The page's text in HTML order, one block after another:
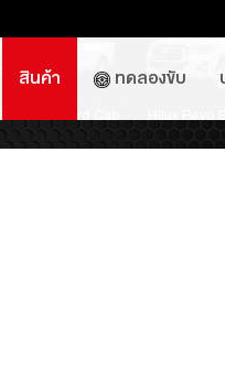
สินค้า ทดลองขับ
Yaris ATIV
Standard Cab Hilux Revo
Avanza